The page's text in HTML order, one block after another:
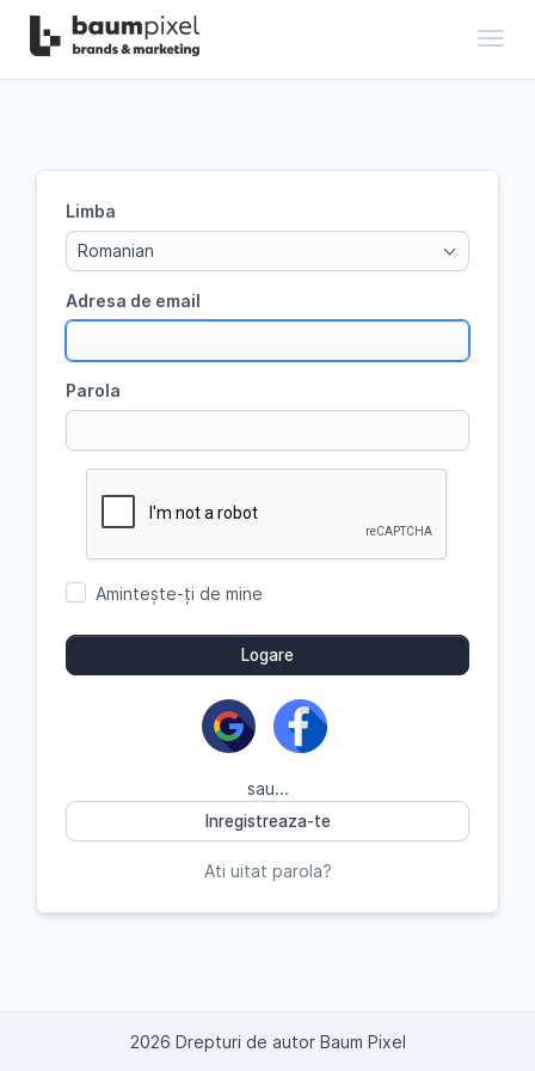
Limba
Romanian
Adresa de email
Parola
Amintește-ți de mine
Logare
sau...
Inregistreaza-te
Ati uitat parola?
2026 Drepturi de autor Baum Pixel